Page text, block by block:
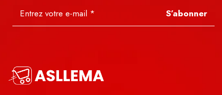
S’abonner